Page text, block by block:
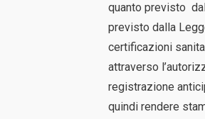
quanto previsto
previsto dalla
certificazioni
attraverso
registrazione
quindi rendere